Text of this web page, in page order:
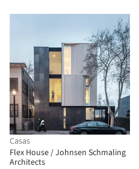
Casas
Flex House / Johnsen Schmaling
Architects